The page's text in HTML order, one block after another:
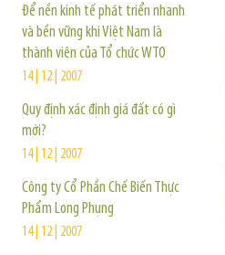
Để nền kinh tế phát triển nhanh
và bền vững khi Việt Nam là
thành viên của Tổ chức WTO
14 | 12 | 2007
Quy định xác định giá đất có gì
mới?
14 | 12 | 2007
Công ty Cổ Phần Chế Biến Thực
Phẩm Long Phụng
14 | 12 | 2007